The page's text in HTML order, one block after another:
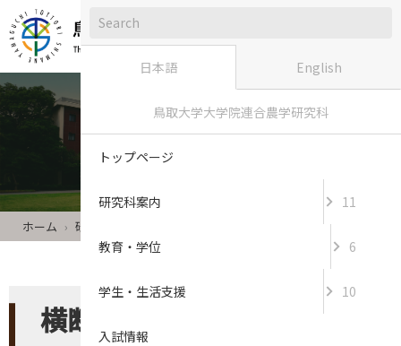
研究科案内
ホーム 研究科案内 横断的研究プロジェクト - 令和7年度
横断的研究プロジェクト -
日本語 English
鳥取大学大学院連合農学研究科
トップページ
研究科案内 11
教育・学位 6
学生・生活支援 10
入試情報